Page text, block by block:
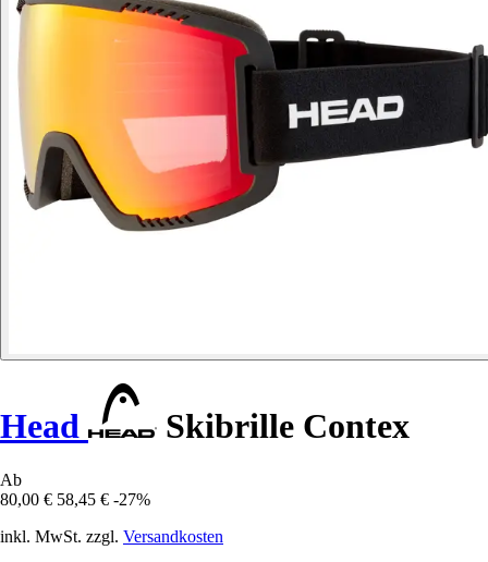
Head Skibrille Contex
Ab
80,00 € 58,45 € -27%
inkl. MwSt. zzgl. Versandkosten